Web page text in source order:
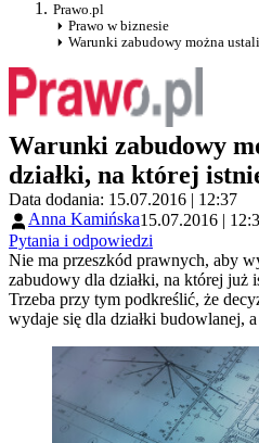
Prawo.pl
Prawo w biznesie
Warunki zabudowy można
Warunki zabudowy
działki, na której
Data dodania: 15.07.2016 | 12:37
Anna Kamińska15.07.2016 |
Pytania i odpowiedzi
Nie ma przeszkód prawnych, aby
zabudowy dla działki, na której już
Trzeba przy tym podkreślić, że
wydaje się dla działki budowlanej,